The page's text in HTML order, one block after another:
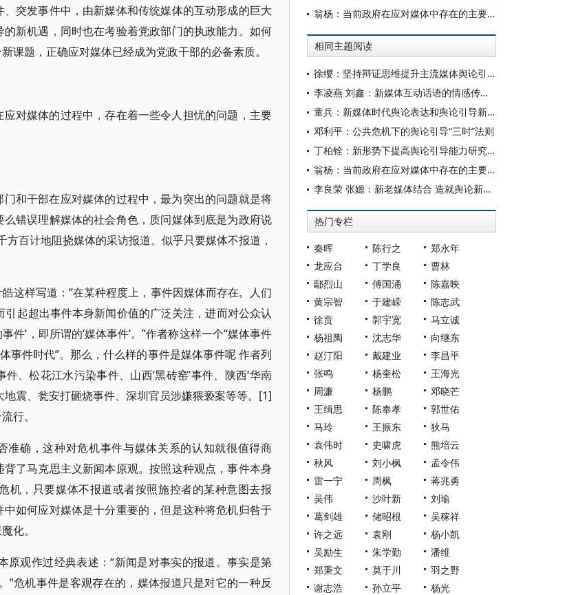
突发事件中，由新媒体和传统媒体的互动形成的巨大
新机遇，同时也在考验着党政部门的执政能力。如何
课题，正确应对媒体已经成为党政干部的必备素质。
对媒体的过程中，存在着一些令人担忧的问题，主要
和干部在应对媒体的过程中，最为突出的问题就是将
错误理解媒体的社会角色，质问媒体到底是为政府说
百计地阻挠媒体的采访报道。似乎只要媒体不报道，
这样写道：“在某种程度上，事件因媒体而存在。人们
起超出事件本身新闻价值的广泛关注，进而对公众认
’，即所谓的‘媒体事件’。”作者称这样一个“媒体事件
事件时代”。那么，什么样的事件是媒体事件呢 作者列
、松花江水污染事件、山西‘黑砖窑’事件、陕西‘华南
震、瓮安打砸烧事件、深圳官员涉嫌猥亵案等等。[1]
行。
准确，这种对危机事件与媒体关系的认知就很值得商
了马克思主义新闻本原观。按照这种观点，事件本身
机，只要媒体不报道或者按照施控者的某种意图去报
如何应对媒体是十分重要的，但是这种将危机归咎于
化。
原观作过经典表述：“新闻是对事实的报道。事实是第
危机事件是客观存在的，媒体报道只是对它的一种反
翁杨：当前政府在应对媒体中存在的主要问题及建议
相同主题阅读
徐缨：坚持辩证思维提升主流媒体舆论引导能力
李凌燕 刘鑫：新媒体互动话语的情感传播与舆论引导
童兵：新媒体时代舆论表达和舆论引导新格局
邓利平：公共危机下的舆论引导“三时”法则
丁柏铨：新形势下提高舆论引导能力研究论纲
翁杨：当前政府在应对媒体中存在的主要问题及建议
李良荣 张嫄：新老媒体结合 造就舆论新格局
热门专栏
秦晖 陈行之
郑永年
龙应台
丁学良
曹林
鄢烈山
傅国涌
陈嘉映
黄宗智
于建嵘
陈志武
徐贲
郭宇宽
马立诚
杨祖陶
沈志华
向继东
赵汀阳
戴建业
李昌平
张鸣
杨奎松
王海光
周濂
杨鹏
邓晓芒
王缉思
陈奉孝
郭世佑
马玲
王振东
狄马
袁伟时
史啸虎
熊培云
秋风
刘小枫
孟令伟
雷一宁
周枫
蒋兆勇
吴伟
沙叶新
刘瑜
葛剑雄
储昭根
吴稼祥
许之远
袁刚
杨小凯
吴励生
朱学勤
潘维
郑秉文
莫于川
羽之野
谢志浩
孙立平 杨光